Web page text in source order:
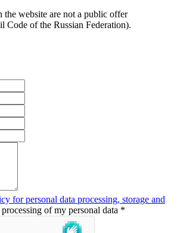
the website are not a public offer
Code of the Russian Federation).
for personal data processing, storage and
of my personal data *